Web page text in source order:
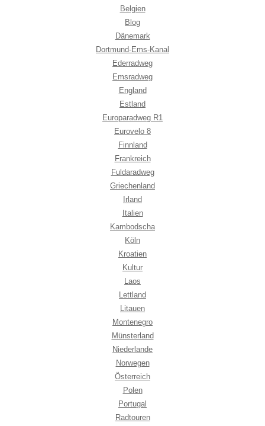
Belgien
Blog
Dänemark
Dortmund-Ems-Kanal
Ederradweg
Emsradweg
England
Estland
Europaradweg R1
Eurovelo 8
Finnland
Frankreich
Fuldaradweg
Griechenland
Irland
Italien
Kambodscha
Köln
Kroatien
Kultur
Laos
Lettland
Litauen
Montenegro
Münsterland
Niederlande
Norwegen
Österreich
Polen
Portugal
Radtouren